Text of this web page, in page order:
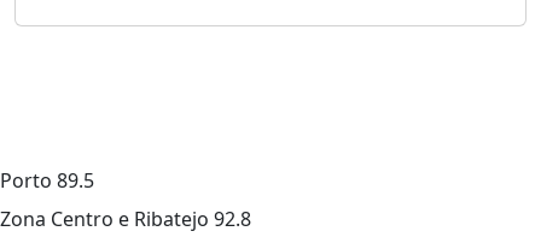
Porto 89.5
Zona Centro e Ribatejo 92.8